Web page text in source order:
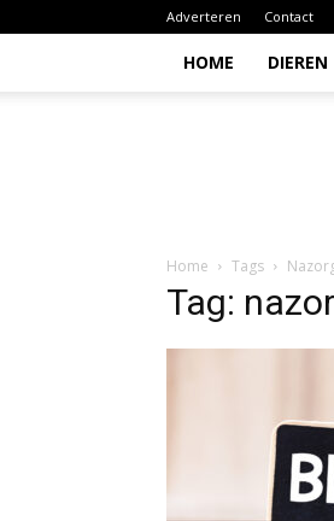
Adverteren Contact
HOME DIEREN
Home Tags
Tag: